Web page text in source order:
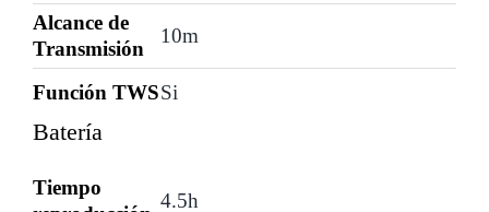
Alcance de
Transmisión
10m
Función TWSSi
Batería
Tiempo
4.5h